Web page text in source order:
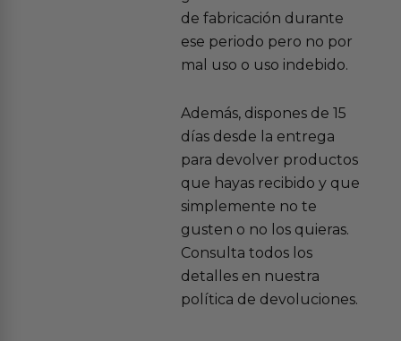
de fabricación durante
ese periodo pero no por
mal uso o uso indebido.
Además, dispones de 15
días desde la entrega
para devolver productos
que hayas recibido y que
simplemente no te
gusten o no los quieras.
Consulta todos los
detalles en nuestra
política de devoluciones.